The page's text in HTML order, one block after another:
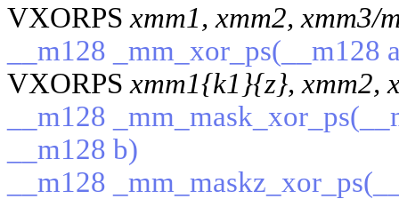
VXORPS xmm1, xmm2, xmm3/
__m128 _mm_xor_ps(__m128
VXORPS xmm1{k1}{z}, xmm2,
__m128
__m128 b)
__m128